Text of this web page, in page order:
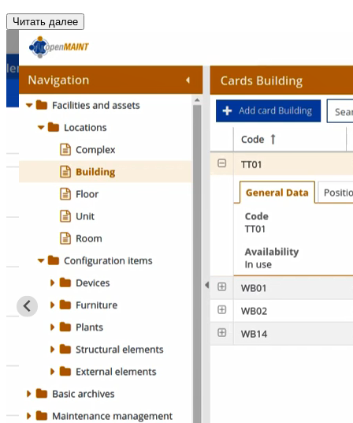
Читать далее